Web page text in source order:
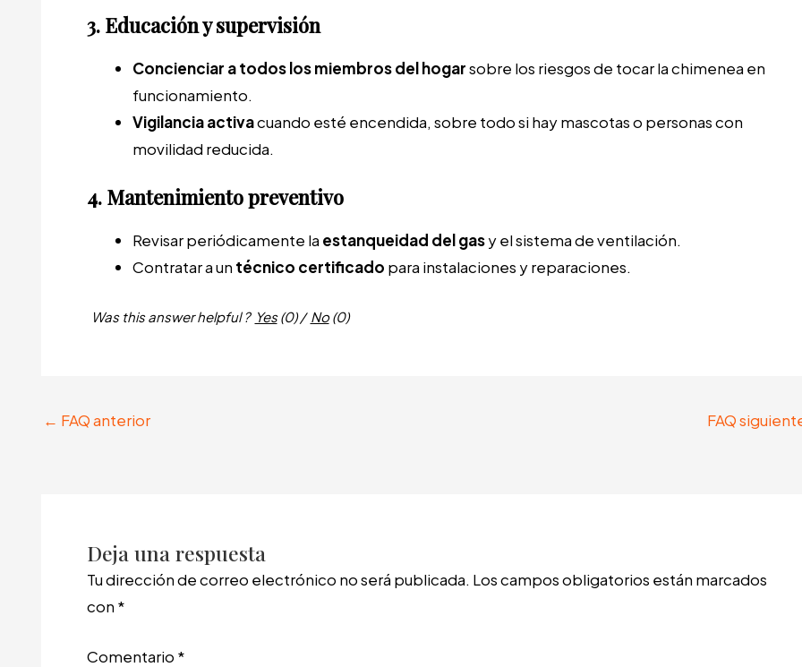
3. Educación y supervisión
Concienciar a todos los miembros del hogarsobre los riesgos de tocar la chimenea en
funcionamiento.
Vigilancia activacuando esté encendida, sobre todo si hay mascotas o personas con
movilidad reducida.
4. Mantenimiento preventivo
Revisar periódicamente la estanqueidad del gasy el sistema de ventilación.
Contratar a un técnico certificado para instalaciones y reparaciones.
Was this answer helpful ? Yes(0)/ No(0)
← FAQ anterior FAQ
Deja una respuesta
Tu dirección de correo electrónico no será publicada. Los campos obligatorios están marcados
con *
Comentario *